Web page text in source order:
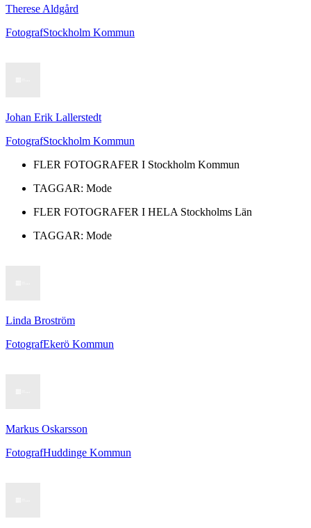
Therese Aldgård
FotografStockholm Kommun
Johan Erik Lallerstedt
FotografStockholm Kommun
FLER FOTOGRAFER I Stockholm Kommun
TAGGAR: Mode
FLER FOTOGRAFER I HELA Stockholms Län
TAGGAR: Mode
Linda Broström
FotografEkerö Kommun
Markus Oskarsson
FotografHuddinge Kommun